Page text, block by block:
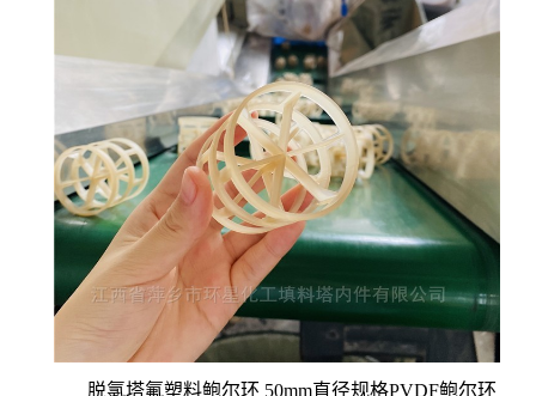
脱氯塔氟塑料鲍尔环 50mm直径规格PVDF鲍尔环